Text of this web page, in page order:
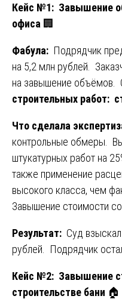
Кейс №1: Завышение
офиса 🏢
Фабула: Подрядчик
на 5,2 млн рублей.
на завышение объёмов.
строительных работ:
Что сделала
контрольные обмеры.
штукатурных работ на
также применение
высокого класса, чем
Завышение стоимости
Результат: Суд
рублей. Подрядчик
Кейс №2: Завышение
строительстве бани 🏠